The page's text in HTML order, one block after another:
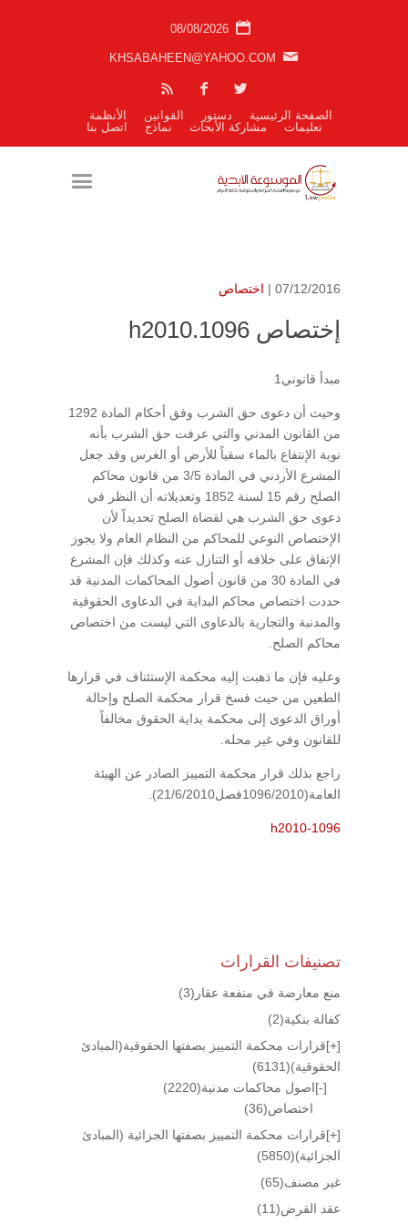
08/08/2026
KHSABAHEEN@YAHOO.COM
الصفحة الرئيسية دستور القوانين
الأنظمة
تعليمات
مشاركة الأبحاث نماذج اتصل بنا
07/12/2016 | اختصاص
إختصاص h2010.1096
مبدأ قانوني1
وحيث أن دعوى حق الشرب وفق أحكام المادة 1292
من القانون المدني والتي عرفت حق الشرب بأنه
نوبة الإنتفاع بالماء سقياً للأرض أو الغرس وقد جعل
المشرع الأردني في المادة 3/5 من قانون محاكم
الصلح رقم 15 لسنة 1852 وتعديلاته أن النظر في
دعوى حق الشرب هي لقضاة الصلح تحديداً لأن
الإختصاص النوعي للمحاكم من النظام العام ولا يجوز
الإتفاق على خلافه أو التنازل عنه وكذلك فإن المشرع
في المادة 30 من قانون أصول المحاكمات المدنية قد
حددت اختصاص محاكم البداية في الدعاوى الحقوقية
والمدنية والتجارية بالدعاوى التي ليست من اختصاص
محاكم الصلح.
وعليه فإن ما ذهبت إليه محكمة الإستئناف في قرارها
الطعين من حيث فسخ قرار محكمة الصلح وإحالة
أوراق الدعوى إلى محكمة بداية الحقوق مخالفاً
للقانون وفي غير محله.
راجع بذلك قرار محكمة التمييز الصادر عن الهيئة
العامة(1096/2010فصل21/6/2010).
h2010-1096
تصنيفات القرارات
منع معارضة في منفعة عقار (3)
كفالة بنكية(2)
[+]قرارات محكمة التمييز بصفتها الحقوقية(المبادئ
الحقوقية)(6131)
[-]اصول محاكمات مدنية(2220)
اختصاص(36)
[+]قرارات محكمة التمييز بصفتها الجزائية (المبادئ
الجزائية)(5850)
غير مصنف(65)
عقد القرض(11)